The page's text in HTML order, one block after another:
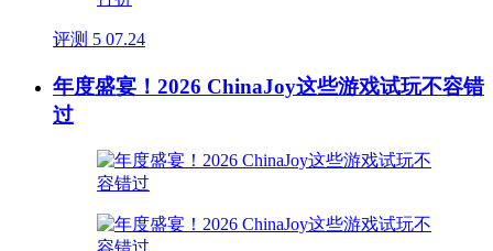
评测 5 07.24
年度盛宴！2026 ChinaJoy这些游戏试玩不容错
过